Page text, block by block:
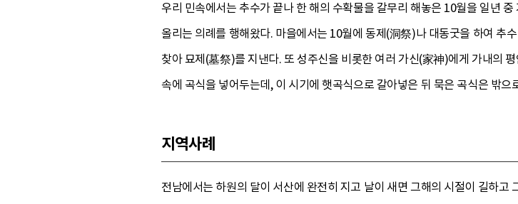
우리 민속에서는 추수가 끝나 한 해의 수확물을 갈무리 해놓은 10월을 일년
올리는 의례를 행해왔다. 마을에서는 10월에 동제(洞祭)나 대동굿을 하여 추
찾아 묘제(墓祭)를 지낸다. 또 성주신을 비롯한 여러 가신(家神)에게 가내의
속에 곡식을 넣어두는데, 이 시기에 햇곡식으로 갈아넣은 뒤 묵은 곡식은 밖
지역사례
전남에서는 하원의 달이 서산에 완전히 지고 날이 새면 그해의 시절이 길하